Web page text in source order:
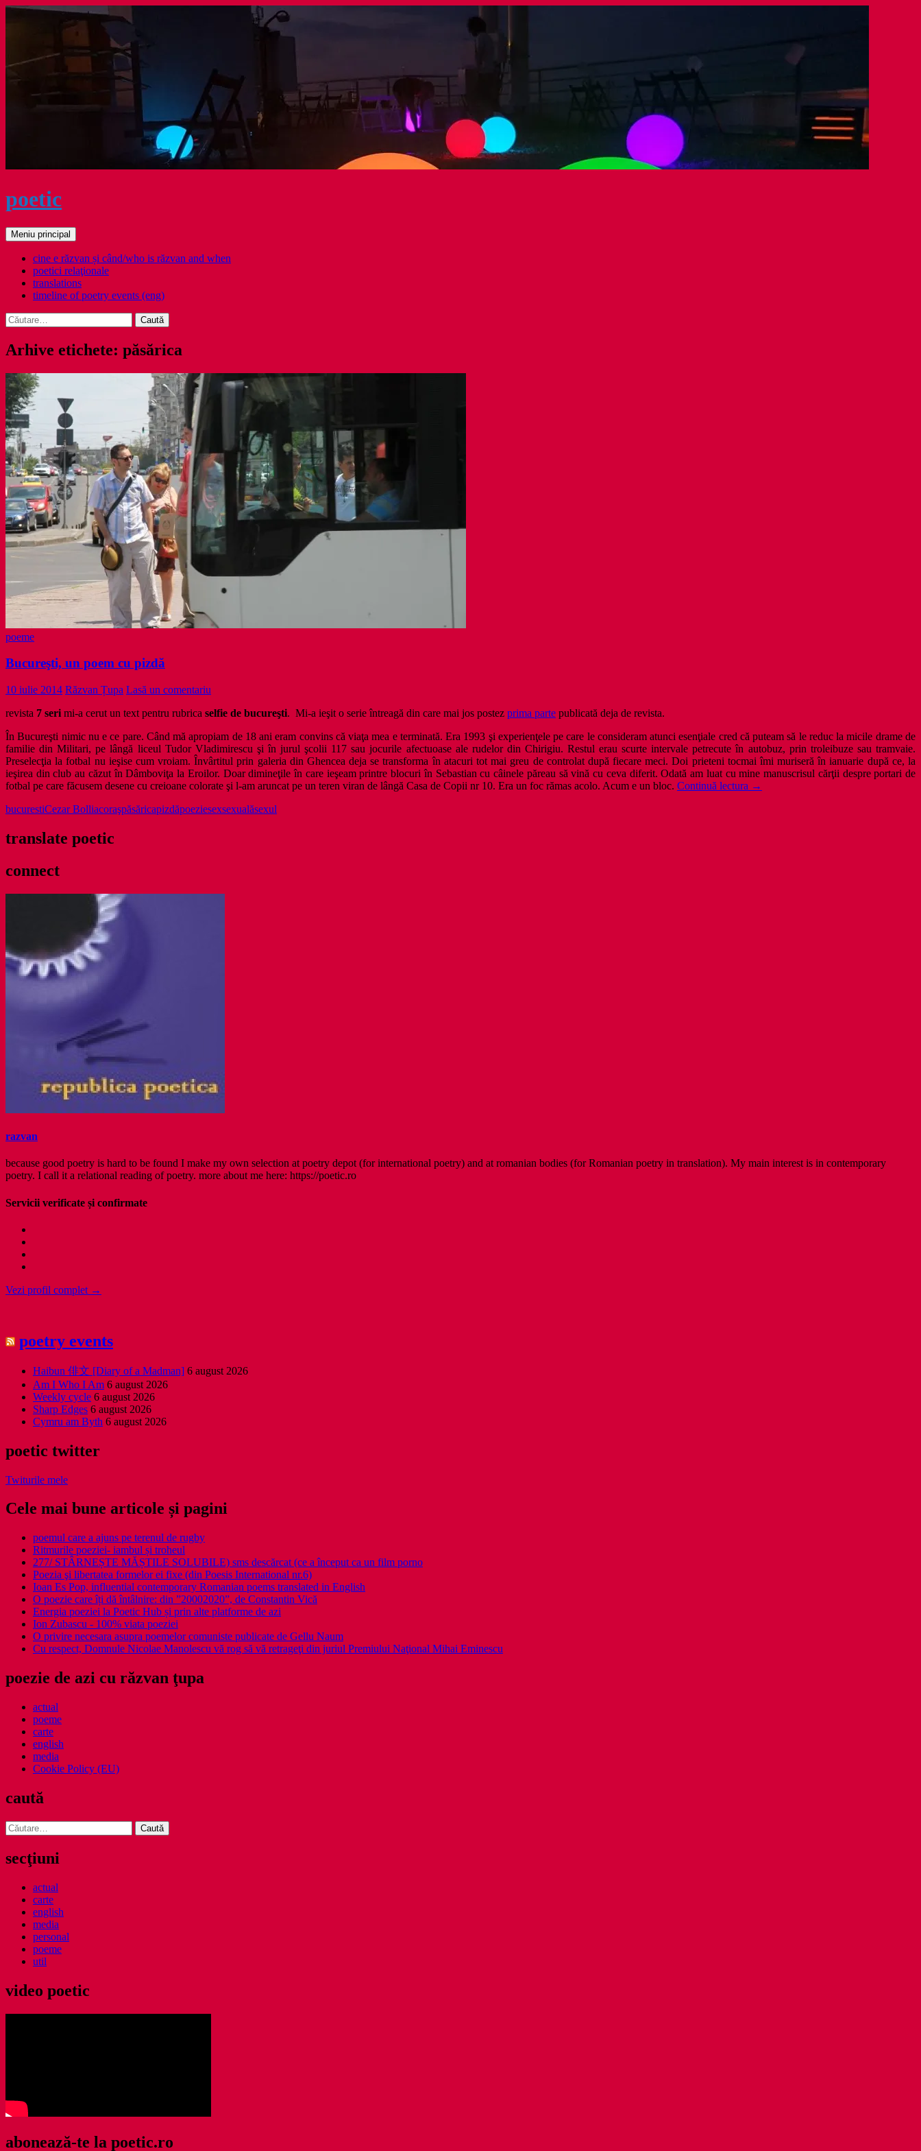
Sari
poetic
Caută
Meniu principal
cine e răzvan și când/who is răzvan and when
poetici relaţionale
translations
timeline of poetry events (eng)
Caută
după:
Arhive etichete: păsărica
poeme
Bucureşti, un poem cu pizdă
10 iulie 2014 Răzvan Țupa Lasă un comentariu
revista 7 seri mi-a cerut un text pentru rubrica selfie de bucureşti. Mi-a ieşit o serie întreagă din care mai jos postez prima parte publicată deja de revista.
În Bucureşti nimic nu e ce pare. Când mă apropiam de 18 ani eram convins că viaţa mea e terminată. Era 1993 şi experienţele pe care le consideram atunci esenţiale cred că puteam să le reduc la micile drame de
familie din Militari, pe lângă liceul Tudor Vladimirescu şi în jurul şcolii 117 sau jocurile afectuoase ale rudelor din Chirigiu. Restul erau scurte intervale petrecute în autobuz, prin troleibuze sau tramvaie.
Preselecţia la fotbal nu ieşise cum vroiam. Învârtitul prin galeria din Ghencea deja se transforma în atacuri tot mai greu de controlat după fiecare meci. Doi prieteni tocmai îmi muriseră în ianuarie după ce, la
ieşirea din club au căzut în Dâmboviţa la Eroilor. Doar dimineţile în care ieşeam printre blocuri în Sebastian cu câinele păreau să vină cu ceva diferit. Odată am luat cu mine manuscrisul cărţii despre portari de
fotbal pe care făcusem desene cu creioane colorate şi l-am aruncat pe un teren viran de lângă Casa de Copii nr 10. Era un foc rămas acolo. Acum e un bloc. Continuă lectura Bucureşti,
→
bucurestiCezar Bolliacoraşpăsăricapizdăpoeziesexsexualăsexul
translate poetic
connect
razvan
because good poetry is hard to be found I make my own selection at poetry depot (for international poetry) and at romanian bodies (for Romanian poetry in translation). My main interest is in contemporary
poetry. I call it a relational reading of poetry. more about me here: https://poetic.ro
Servicii verificate și confirmate
Vezi profil complet →
poetry events
Haibun 俳文 [Diary of a Madman] 6 august 2026
Am I Who I Am 6 august 2026
Weekly cycle 6 august 2026
Sharp Edges 6 august 2026
Cymru am Byth 6 august 2026
poetic twitter
Twiturile mele
Cele mai bune articole și pagini
poemul care a ajuns pe terenul de rugby
Ritmurile poeziei- iambul și troheul
277/ STÂRNEȘTE MĂȘTILE SOLUBILE) sms descărcat (ce a început ca un film porno
Poezia şi libertatea formelor ei fixe (din Poesis International nr.6)
Ioan Es Pop, influential contemporary Romanian poems translated in English
O poezie care îți dă întâlnire: din ”20002020”, de Constantin Vică
Energia poeziei la Poetic Hub și prin alte platforme de azi
Ion Zubascu - 100% viata poeziei
O privire necesara asupra poemelor comuniste publicate de Gellu Naum
Cu respect, Domnule Nicolae Manolescu vă rog să vă retrageţi din juriul Premiului Naţional Mihai Eminescu
poezie de azi cu răzvan ţupa
actual
poeme
carte
english
media
Cookie Policy (EU)
caută
Caută
după:
secţiuni
actual
carte
english
media
personal
poeme
util
video poetic
abonează-te la poetic.ro